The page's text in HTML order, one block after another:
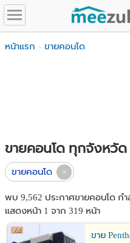
หน้าแรก ขายคอนโด
ขายคอนโด ทุกจังหวัด
ขายคอนโด
พบ 9,562 ประกาศขายคอนโด กำ
แสดงหน้า 1 จาก 319 หน้า
ขาย